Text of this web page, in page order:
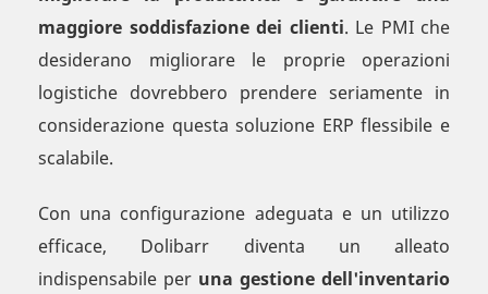
maggiore soddisfazione dei clienti. Le PMI che
desiderano migliorare le proprie operazioni
logistiche dovrebbero prendere seriamente in
considerazione questa soluzione ERP flessibile e
scalabile.
Con una configurazione adeguata e un utilizzo
efficace, Dolibarr diventa un alleato
indispensabile per una gestione dell'inventario